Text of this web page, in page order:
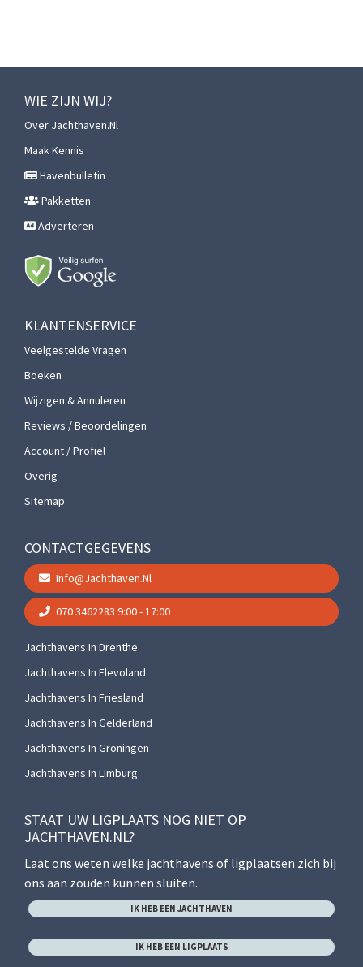
WIE ZIJN WIJ?
Over Jachthaven.nl
Maak Kennis
Havenbulletin
Pakketten
Adverteren
KLANTENSERVICE
Veelgestelde Vragen
Boeken
Wijzigen & Annuleren
Reviews / Beoordelingen
Account / Profiel
Overig
Sitemap
CONTACTGEGEVENS
Info@jachthaven.nl
070 3462283 9:00 - 17:00
Jachthavens In Drenthe
Jachthavens In Flevoland
Jachthavens In Friesland
Jachthavens In Gelderland
Jachthavens In Groningen
Jachthavens In Limburg
STAAT UW LIGPLAATS NOG NIET OP
JACHTHAVEN.NL?
Laat ons weten welke jachthavens of ligplaatsen zich bij
ons aan zouden kunnen sluiten.
IK HEB EEN JACHTHAVEN
IK HEB EEN LIGPLAATS